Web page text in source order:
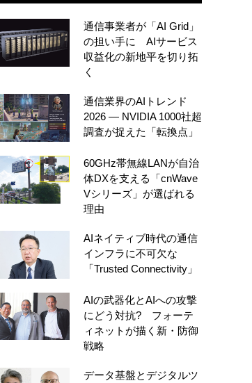
通信事業者が「AI Grid」
の担い手に AIサービス
収益化の新地平を切り拓
く
通信業界のAIトレンド
2026 ― NVIDIA 1000社超
調査が捉えた「転換点」
60GHz帯無線LANが自治
体DXを支える「cnWave
Vシリーズ」が選ばれる
理由
AIネイティブ時代の通信
インフラに不可欠な
「Trusted Connectivity」
AIの武器化とAIへの攻撃
にどう対抗? フォーテ
ィネットが描く新・防御
戦略
データ基盤とデジタルツ